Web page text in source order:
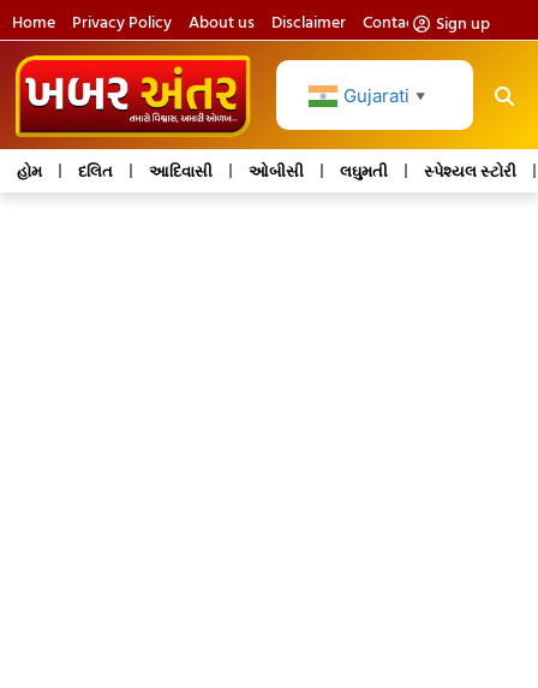
Home Privacy Policy About us Disclaimer Contact usSign up
Gujarati ▼
હોમ દલિત આદિવાસી ઓબીસી લઘુમતી સ્પેશ્યલ સ્ટોરી